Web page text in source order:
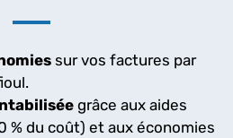
sur vos factures par
grâce aux aides
% du coût) et aux économies